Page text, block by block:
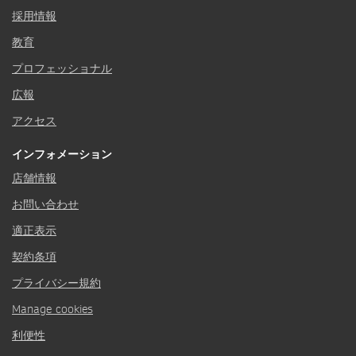
採用情報
教育
プロフェッショナル
広報
アクセス
インフォメーション
店舗情報
お問い合わせ
適正表示
契約条項
プライバシー規約
Manage cookies
利便性